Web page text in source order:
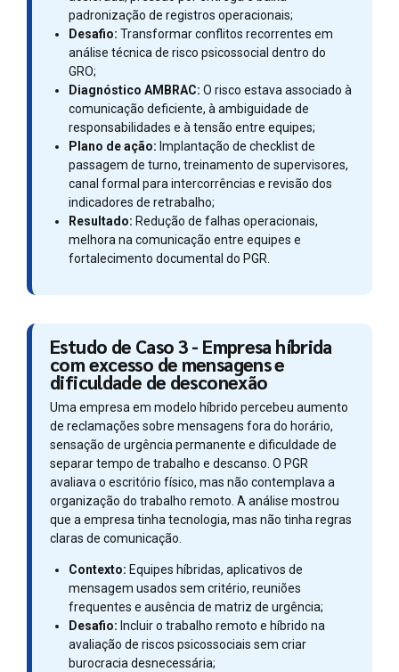
padronização de registros operacionais;
Desafio: Transformar conflitos recorrentes em
análise técnica de risco psicossocial dentro do
GRO;
Diagnóstico AMBRAC: O risco estava associado à
comunicação deficiente, à ambiguidade de
responsabilidades e à tensão entre equipes;
Plano de ação: Implantação de checklist de
passagem de turno, treinamento de supervisores,
canal formal para intercorrências e revisão dos
indicadores de retrabalho;
Resultado: Redução de falhas operacionais,
melhora na comunicação entre equipes e
fortalecimento documental do PGR.
Estudo de Caso 3 - Empresa híbrida
com excesso de mensagens e
dificuldade de desconexão
Uma empresa em modelo híbrido percebeu aumento
de reclamações sobre mensagens fora do horário,
sensação de urgência permanente e dificuldade de
separar tempo de trabalho e descanso. O PGR
avaliava o escritório físico, mas não contemplava a
organização do trabalho remoto. A análise mostrou
que a empresa tinha tecnologia, mas não tinha regras
claras de comunicação.
Contexto: Equipes híbridas, aplicativos de
mensagem usados sem critério, reuniões
frequentes e ausência de matriz de urgência;
Desafio: Incluir o trabalho remoto e híbrido na
avaliação de riscos psicossociais sem criar
burocracia desnecessária;